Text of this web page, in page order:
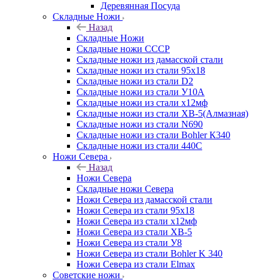
Деревянная Посуда
Складные Ножи
Назад
Складные Ножи
Cкладные ножи СССР
Складные ножи из дамасской стали
Складные ножи из стали 95х18
Складные ножи из стали D2
Складные ножи из стали У10А
Складные ножи из стали х12мф
Складные ножи из стали ХВ-5(Алмазная)
Складные ножи из стали N690
Складные ножи из стали Bohler К340
Складные ножи из стали 440С
Ножи Севера
Назад
Ножи Севера
Складные ножи Севера
Ножи Севера из дамасской стали
Ножи Севера из стали 95х18
Ножи Севера из стали х12мф
Ножи Севера из стали ХВ-5
Ножи Севера из стали У8
Ножи Севера из стали Bohler K 340
Ножи Севера из стали Elmax
Советские ножи